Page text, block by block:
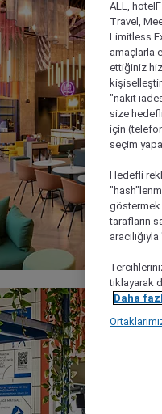
ALL,
Travel,
Limitless
amaçlarla
ettiğiniz
"nakit
size
için
seçim
Hedefli
göstermek
tarafların
tıklayarak
Daha